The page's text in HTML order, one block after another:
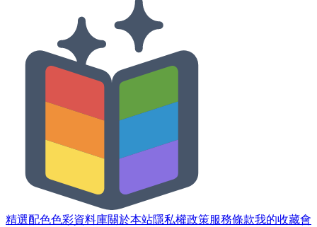
精選配色色彩資料庫關於本站隱私權政策服務條款我的收藏會